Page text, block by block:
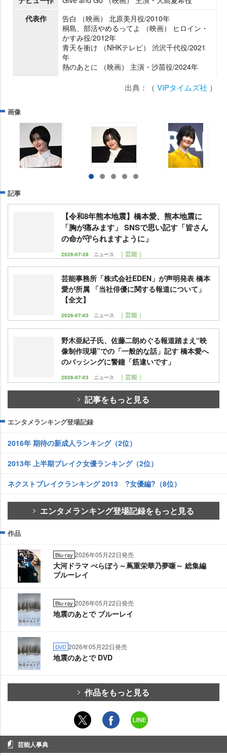
代表作
告白 （映画） 北原美月役/2010年
桐島、部活やめるってよ （映画） ヒロイン・
かすみ役/2012年
青天を衝け （NHKテレビ） 渋沢千代役/2021
年
熱のあとに （映画） 主演・沙苗役/2024年
出典：（ VIPタイムズ社 ）
画像
記事
【令和8年熊本地震】橋本愛、熊本地震に
「胸が痛みます」 SNSで思い記す「皆さん
の命が守られますように」
2026-07-28 ニュース ｜芸能｜
芸能事務所「株式会社EDEN」が声明発表 橋本
愛が所属 「当社俳優に関する報道について」
【全文】
2026-07-03 ニュース ｜芸能｜
野木亜紀子氏、佐藤二朗めぐる報道踏まえ“映
像制作現場”での「一般的な話」記す 橋本愛へ
のバッシングに警鐘「筋違いです」
2026-07-03 ニュース ｜芸能｜
記事をもっと見る
エンタメランキング登場記録
2016年 期待の新成人ランキング（2位）
2013年 上半期ブレイク女優ランキング（2位）
ネクストブレイクランキング 2013 ?女優編?（8位）
エンタメランキング登場記録をもっと見る
作品
Blu-ray 2026年05月22日発売
大河ドラマ べらぼう～蔦重栄華乃夢噺～ 総集編
ブルーレイ
Blu-ray 2026年05月22日発売
地震のあとで ブルーレイ
DVD 2026年05月22日発売
地震のあとで DVD
作品をもっと見る
芸能人事典